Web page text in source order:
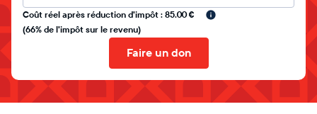
Coût réel après réduction d'impôt : 85.00 €
(66% de l'impôt sur le revenu)
Faire un don